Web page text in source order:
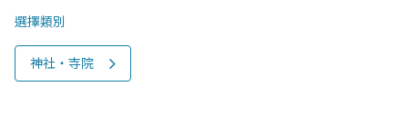
選擇類別
神社‧寺院